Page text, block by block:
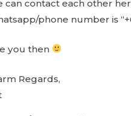
can contact each other
phone number is
you then
Regards,